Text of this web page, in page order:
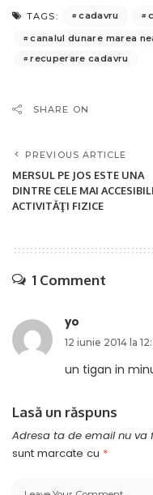
TAGS: cadavru
canalul dunare marea
recuperare cadavru
SHARE ON
PREVIOUS ARTICLE
MERSUL PE JOS ESTE UNA
DINTRE CELE MAI
ACTIVITĂŢI FIZICE
1 Comment
yo
12 iunie 2014 la
un tigan in
Lasă un răspuns
Adresa ta de email nu va
sunt marcate cu *